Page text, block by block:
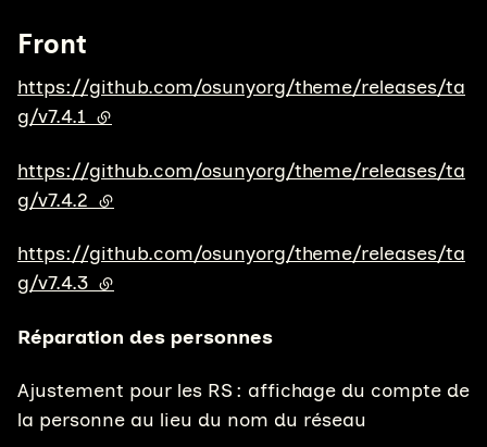
Front
https://github.com/osunyorg/theme/releases/ta
g/v7.4.1 (lien externe)
https://github.com/osunyorg/theme/releases/ta
g/v7.4.2 (lien externe)
https://github.com/osunyorg/theme/releases/ta
g/v7.4.3 (lien externe)
Réparation des personnes
Ajustement pour les RS : affichage du compte de
la personne au lieu du nom du réseau